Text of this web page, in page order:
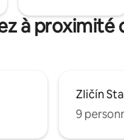
à proximité
Zličín
9